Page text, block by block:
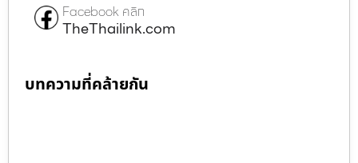
Facebook คลิก
TheThailink.com
บทความที่คล้ายกัน